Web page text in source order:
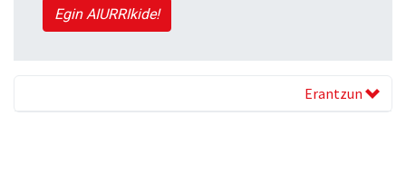
Egin AIURRIkide!
Erantzun